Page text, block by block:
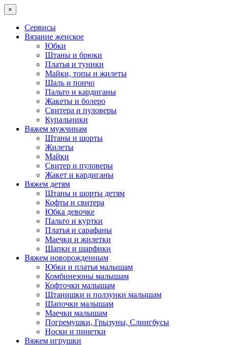
×
Сервисы
Вязание женское
Юбки
Штаны и брюки
Платья и туники
Майки, топы и жилеты
Шаль и пончо
Пальто и кардиганы
Жакеты и болеро
Свитера и пуловеры
Купальники
Вяжем мужчинам
Штаны и шорты
Жилеты
Майки
Свитер и пуловеры
Жакет и кардиганы
Вяжем детям
Штаны и шорты детям
Кофты и свитера
Юбка девочке
Пальто и куртки
Платья и сарафаны
Маечки и жилетки
Шапки и шарфики
Вяжем новорожденным
Юбки и платья малышам
Комбинезоны малышам
Кофточки малышам
Штанишки и ползунки малышам
Шапочки малышам
Маечки малышам
Погремушки, Грызуны, Слингбусы
Носки и пинетки
Вяжем игрушки